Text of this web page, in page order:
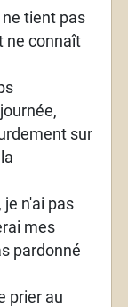
tient pas
ne connaît
sur
n'ai pas
mes
pardonné
prier au